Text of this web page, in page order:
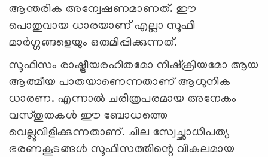
ആന്തരിക അന്വേഷണമാണത്. ഈ
പൊതുവായ ധാരയാണ് എല്ലാ സൂഫി
മാർഗ്ഗങ്ങളെയും ഒരുമിപ്പിക്കുന്നത്.
സൂഫിസം രാഷ്ട്രീയരഹിതമോ നിഷ്ക്രിയമോ ആയ
ആത്മീയ പാതയാണെന്നതാണ് ആധുനിക
ധാരണ. എന്നാല്‍ ചരിത്രപരമായ അനേകം
വസ്തുതകൾ ഈ ബോധത്തെ
വെല്ലുവിളിക്കുന്നതാണ്. ചില സ്വേച്ഛാധിപത്യ
ഭരണകൂടങ്ങൾ സൂഫിസത്തിന്റെ വികലമായ